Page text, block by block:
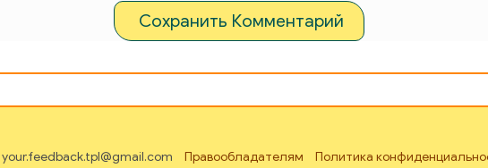
Сохранить Комментарий
Правообладателям Политика